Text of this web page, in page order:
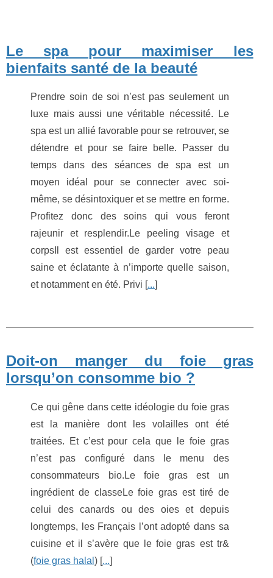
Le spa pour maximiser les
bienfaits santé de la beauté
Prendre soin de soi n’est pas seulement un
luxe mais aussi une véritable nécessité. Le
spa est un allié favorable pour se retrouver, se
détendre et pour se faire belle. Passer du
temps dans des séances de spa est un
moyen idéal pour se connecter avec soi-
même, se désintoxiquer et se mettre en forme.
Profitez donc des soins qui vous feront
rajeunir et resplendir.Le peeling visage et
corpsIl est essentiel de garder votre peau
saine et éclatante à n’importe quelle saison,
et notamment en été. Privi [ ...
Doit-on manger du foie gras
lorsqu’on consomme bio ?
Ce qui gêne dans cette idéologie du foie gras
est la manière dont les volailles ont été
traitées. Et c’est pour cela que le foie gras
n’est pas configuré dans le menu des
consommateurs bio.Le foie gras est un
ingrédient de classeLe foie gras est tiré de
celui des canards ou des oies et depuis
longtemps, les Français l’ont adopté dans sa
cuisine et il s’avère que le foie gras est tr&
(foie gras halal ) [...]